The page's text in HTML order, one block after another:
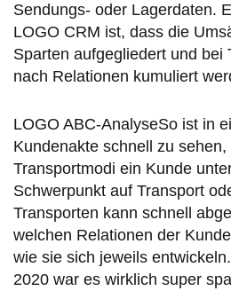
Sendungs- oder Lagerdaten.
LOGO CRM ist, dass die
Sparten aufgegliedert und bei
nach Relationen kumuliert
LOGO ABC-AnalyseSo ist in
Kundenakte schnell zu sehen,
Transportmodi ein Kunde
Schwerpunkt auf Transport
Transporten kann schnell
welchen Relationen der
wie sie sich jeweils
2020 war es wirklich super